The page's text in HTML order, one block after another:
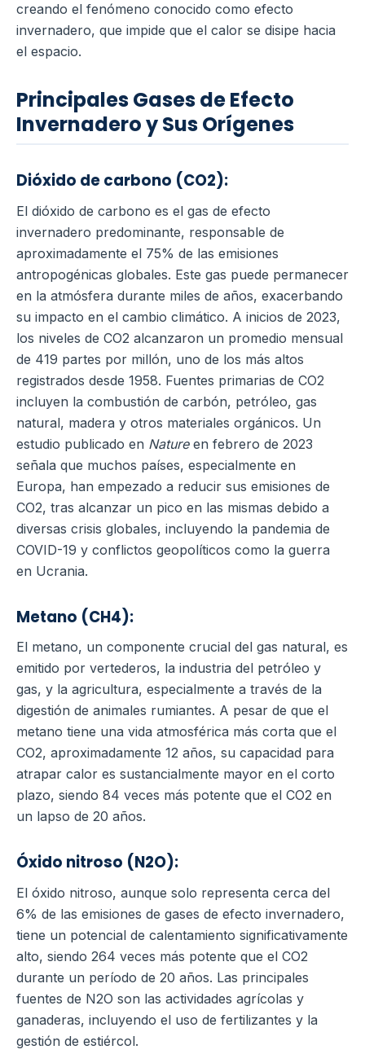
creando el fenómeno conocido como efecto
invernadero, que impide que el calor se disipe hacia
el espacio.
Principales Gases de Efecto
Invernadero y Sus Orígenes
Dióxido de carbono (CO2):
El dióxido de carbono es el gas de efecto
invernadero predominante, responsable de
aproximadamente el 75% de las emisiones
antropogénicas globales. Este gas puede permanecer
en la atmósfera durante miles de años, exacerbando
su impacto en el cambio climático. A inicios de 2023,
los niveles de CO2 alcanzaron un promedio mensual
de 419 partes por millón, uno de los más altos
registrados desde 1958. Fuentes primarias de CO2
incluyen la combustión de carbón, petróleo, gas
natural, madera y otros materiales orgánicos. Un
estudio publicado en Nature en febrero de 2023
señala que muchos países, especialmente en
Europa, han empezado a reducir sus emisiones de
CO2, tras alcanzar un pico en las mismas debido a
diversas crisis globales, incluyendo la pandemia de
COVID-19 y conflictos geopolíticos como la guerra
en Ucrania.
Metano (CH4):
El metano, un componente crucial del gas natural, es
emitido por vertederos, la industria del petróleo y
gas, y la agricultura, especialmente a través de la
digestión de animales rumiantes. A pesar de que el
metano tiene una vida atmosférica más corta que el
CO2, aproximadamente 12 años, su capacidad para
atrapar calor es sustancialmente mayor en el corto
plazo, siendo 84 veces más potente que el CO2 en
un lapso de 20 años.
Óxido nitroso (N2O):
El óxido nitroso, aunque solo representa cerca del
6% de las emisiones de gases de efecto invernadero,
tiene un potencial de calentamiento significativamente
alto, siendo 264 veces más potente que el CO2
durante un período de 20 años. Las principales
fuentes de N2O son las actividades agrícolas y
ganaderas, incluyendo el uso de fertilizantes y la
gestión de estiércol.